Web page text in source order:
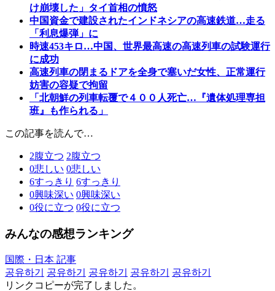
け崩壊した」タイ首相の憤怒
中国資金で建設されたインドネシアの高速鉄道…走る
「利息爆弾」に
時速453キロ…中国、世界最高速の高速列車の試験運行
に成功
高速列車の閉まるドアを全身で塞いだ女性、正常運行
妨害の容疑で拘留
「北朝鮮の列車転覆で４００人死亡…『遺体処理専担
班』も作られる」
この記事を読んで…
2腹立つ 2腹立つ
0悲しい 0悲しい
6すっきり 6すっきり
0興味深い 0興味深い
0役に立つ 0役に立つ
みんなの感想ランキング
国際・日本 記事
공유하기
공유하기 공유하기 공유하기
공유하기
リンクコピーが完了しました。